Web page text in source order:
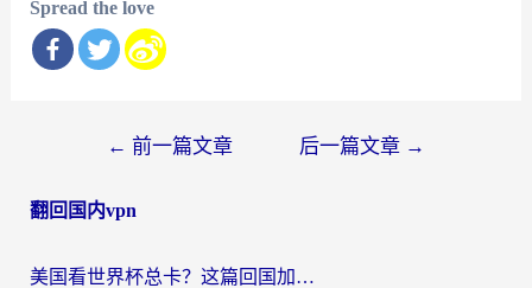
Spread the love
导
← 前一篇文章 后一篇文章 →
翻回国内vpn
美国看世界杯总卡？这篇回国加速器指南帮你无缝刷国内资源（附苹果手机VPN设置步骤）